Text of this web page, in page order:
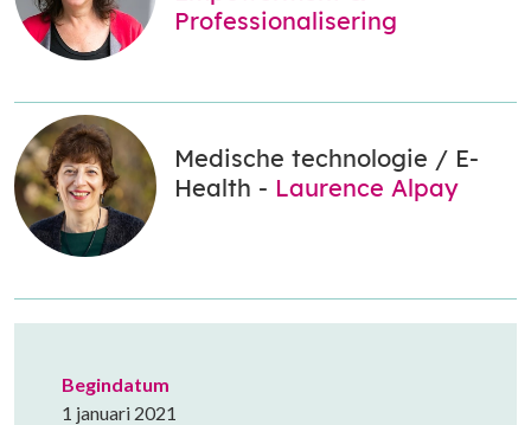
Professionalisering
Medische technologie / E-
Health - Laurence Alpay
Begindatum
1 januari 2021